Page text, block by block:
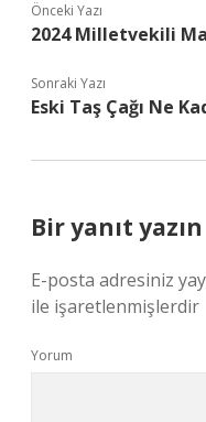
Önceki Yazı
2024 Milletvekili
Sonraki Yazı
Eski Taş Çağı Ne
Bir yanıt yazın
E-posta adresiniz
ile işaretlenmişlerdir
Yorum